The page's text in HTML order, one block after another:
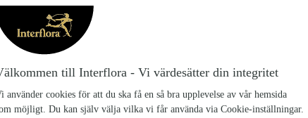
DEKORATION RUND
Antal